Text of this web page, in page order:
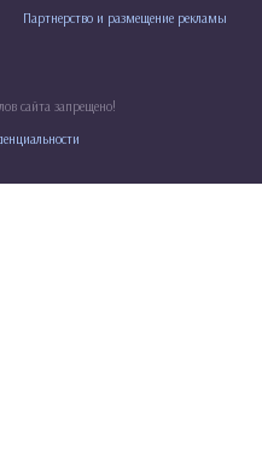
Партнерство и размещение рекламы
сайта запрещено!